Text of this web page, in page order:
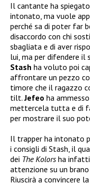
Il cantante ha
intonato, ma vuole
perché sa di poter far
disaccordo con chi
sbagliata e di aver
lui, ma per difendere il
Stash ha voluto poi
affrontare un pezzo
timore che il ragazzo
tilt.Jefeo ha
mettercela tutta e di
per mostrare il suo
Il trapper ha intonato
i consigli di Stash, il
dei The Kolorsha infatti
attenzione su un
Riuscirà a convincere